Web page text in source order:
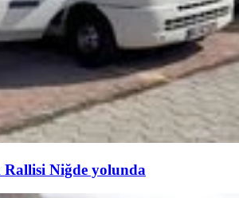
Niğde yolunda